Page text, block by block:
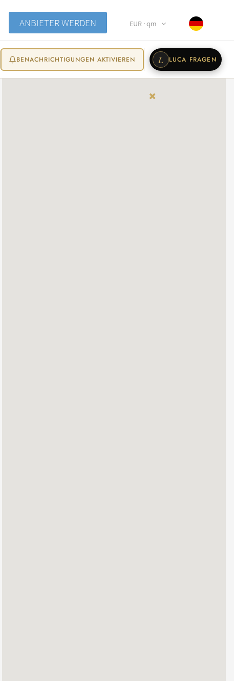
ANBIETER WERDEN EUR · qm
BENACHRICHTIGUNGEN AKTIVIEREN L LUCA FRAGEN